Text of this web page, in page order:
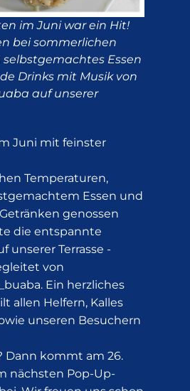
im Juni war ein Hit!
bei sommerlichen
Essen
Drinks mit Musik von
auf unserer
Juni mit feinster
Temperaturen,
Essen und
genossen
die entspannte
unserer Terrasse -
von
Ein herzliches
allen Helfern, Kalles
unseren Besuchern
Dann kommt am 26.
nächsten Pop-Up-